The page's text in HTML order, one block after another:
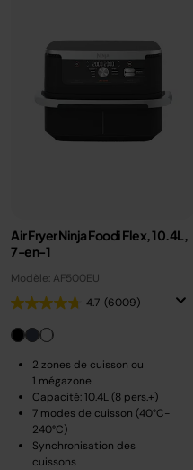
Air Fryer Ninja Foodi Flex, 10.4L,
7-en-1
Modèle: AF500EU
4.7 (6009)
2 zones de cuisson ou
1 mégazone
Capacité: 10.4L (8 pers.+)
7 modes de cuisson (40°C-
240°C)
Synchronisation des
cuissons